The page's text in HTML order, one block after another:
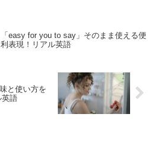
「easy for you to say」そのまま使える便
利表現！リアル英語
と使い方を
英語